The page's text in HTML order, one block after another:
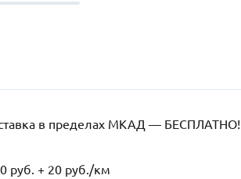
в пределах МКАД — БЕСПЛАТНО!
руб. + 20 руб./км